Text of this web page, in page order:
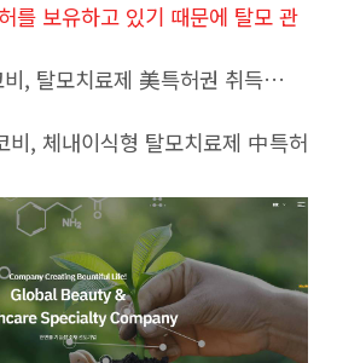
를 보유하고 있기 때문에 탈모 관
, 탈모치료제 美특허권 취득…
, 체내이식형 탈모치료제 中특허